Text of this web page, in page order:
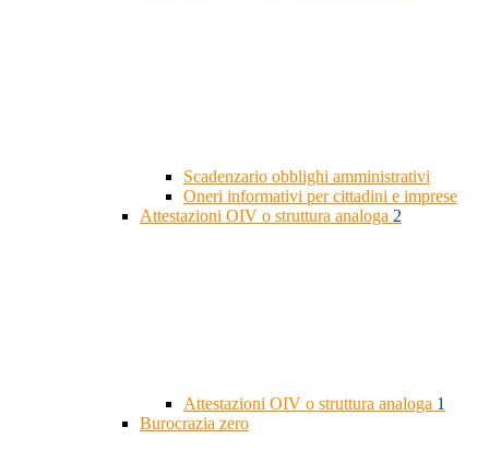
Scadenzario obblighi amministrativi
Oneri informativi per cittadini e imprese
Attestazioni OIV o struttura analoga 2
Attestazioni OIV o struttura analoga 1
Burocrazia zero